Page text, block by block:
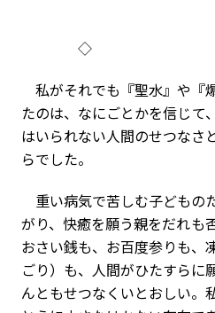
◇
私がそれでも『聖水』や『
たのは、なにごとかを信じて
はいられない人間のせつなさ
らでした。
重い病気で苦しむ子どもの
がり、快癒を願う親をだれも
おさい銭も、お百度参りも、
ごり）も、人間がひたすらに
んともせつなくいとおしい。